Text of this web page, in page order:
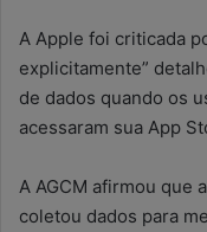
A Apple foi criticada
explicitamente”
de dados quando os
acessaram sua App
A AGCM afirmou que
coletou dados para